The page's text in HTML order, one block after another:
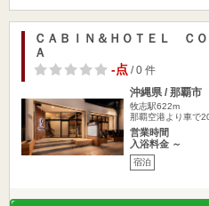
ＣＡＢＩＮ＆ＨＯＴＥＬ Ｃ
Ａ
-点/ 0 件
沖縄県 / 那覇市
牧志駅622m
那覇空港より車で
営業時間
入浴料金 ～
宿泊